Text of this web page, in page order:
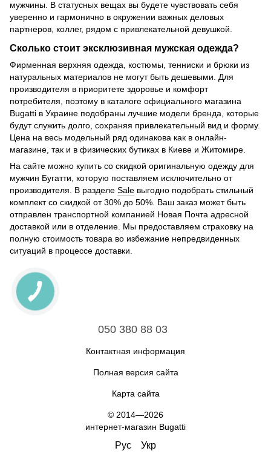
мужчины. В статусных вещах вы будете чувствовать себя
уверенно и гармонично в окружении важных деловых
партнеров, коллег, рядом с привлекательной девушкой.
Сколько стоит эксклюзивная мужская одежда?
Фирменная верхняя одежда, костюмы, тенниски и брюки из
натуральных материалов не могут быть дешевыми. Для
производителя в приоритете здоровье и комфорт
потребителя, поэтому в каталоге официального магазина
Bugatti в Украине подобраны лучшие модели бренда, которые
будут служить долго, сохраняя привлекательный вид и форму.
Цена на весь модельный ряд одинакова как в онлайн-
магазине, так и в физических бутиках в Киеве и Житомире.
На сайте можно купить со скидкой оригинальную одежду для
мужчин Бугатти, которую поставляем исключительно от
производителя. В разделе Sale выгодно подобрать стильный
комплект со скидкой от 30% до 50%. Ваш заказ может быть
отправлен транспортной компанией Новая Почта адресной
доставкой или в отделение. Мы предоставляем страховку на
полную стоимость товара во избежание непредвиденных
ситуаций в процессе доставки.
050 380 88 03
Контактная информация
Полная версия сайта
Карта сайта
© 2014—2026
интернет-магазин Bugatti
Рус Укр